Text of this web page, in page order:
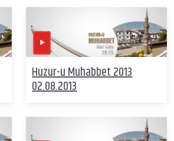
Huzur-u Muhabbet 2013
02.08.2013